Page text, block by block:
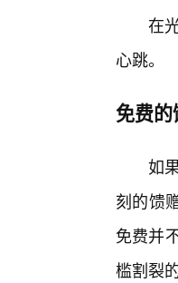
在
心跳。
免费
如
刻的馈
免费并
槛割裂